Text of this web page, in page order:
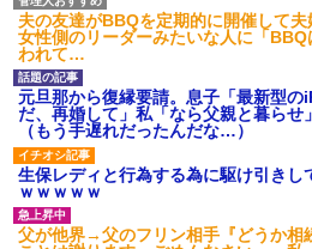
夫の友達がBBQを定期的に開催して夫
女性側のリーダーみたいな人に「
われて…
元旦那から復縁要請。息子「最新型
だ、再婚して」私「なら父親と暮らせ
（もう手遅れだったんだな…）
生保レディと行為する為に駆け引きし
ｗｗｗｗｗ
父が他界→父のフリン相手『どうか相